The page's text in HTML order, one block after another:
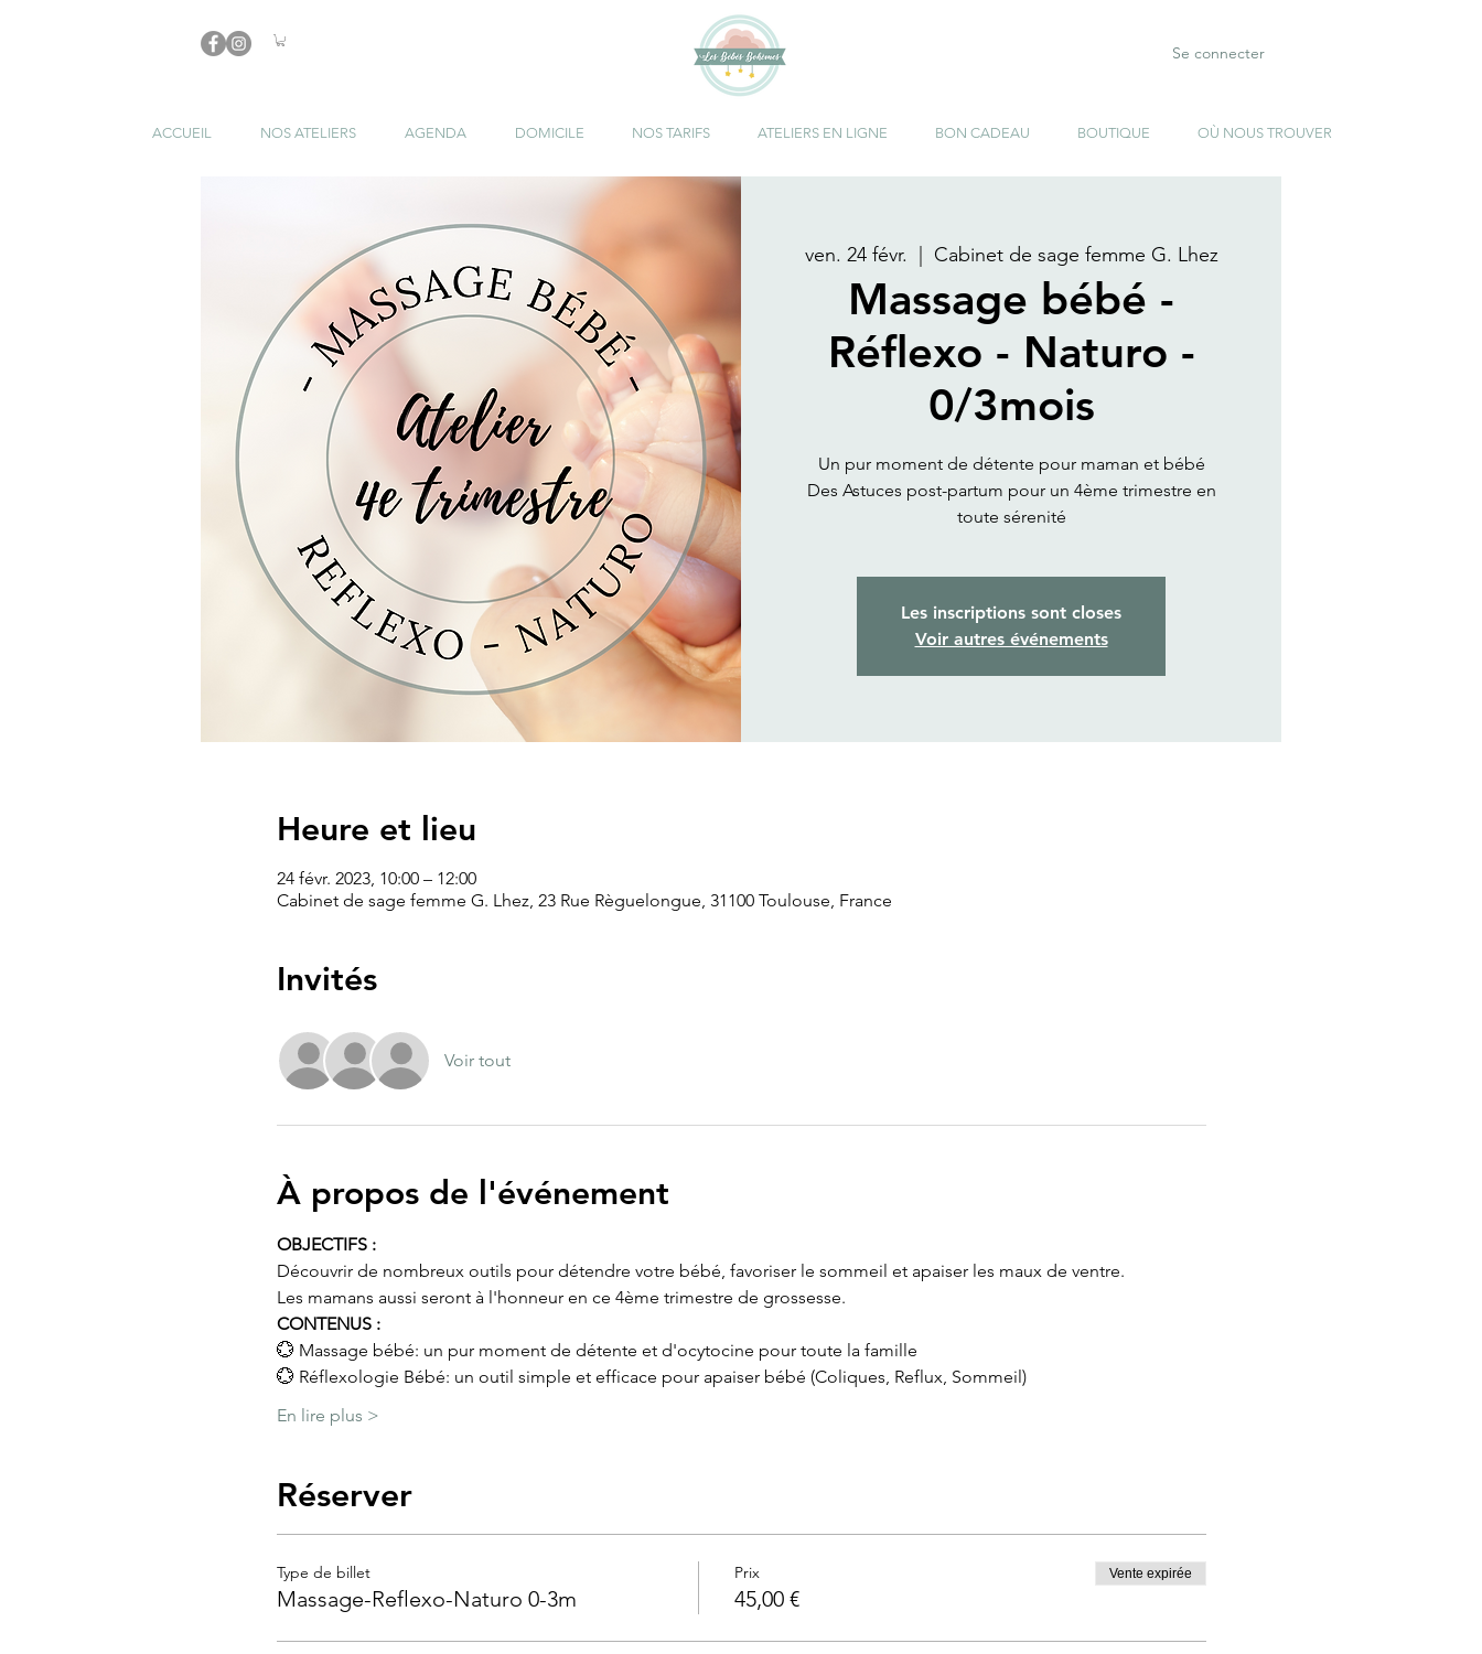
Se connecter
ACCUEIL NOS ATELIERS AGENDA DOMICILE NOS TARIFS ATELIERS EN LIGNE BON CADEAU BOUTIQUE OÙ NOUS TROUVER
ven. 24 févr. Cabinet de sage femme G. Lhez
Massage bébé -
Réflexo - Naturo -
0/3mois
Un pur moment de détente pour maman et bébé
Des Astuces post-partum pour un 4ème trimestre en
toute sérenité
Les inscriptions sont closes
Voir autres événements
Heure et lieu
24 févr. 2023, 10:00 – 12:00
Cabinet de sage femme G. Lhez, 23 Rue Règuelongue, 31100 Toulouse, France
Invités
Voir tout
À propos de l'événement
OBJECTIFS :
Découvrir de nombreux outils pour détendre votre bébé, favoriser le sommeil et apaiser les maux de ventre.
Les mamans aussi seront à l'honneur en ce 4ème trimestre de grossesse.
CONTENUS :
💮 Massage bébé: un pur moment de détente et d'ocytocine pour toute la famille
💮 Réflexologie Bébé: un outil simple et efficace pour apaiser bébé (Coliques, Reflux, Sommeil)
En lire plus >
Réserver
Type de billet
Massage-Reflexo-Naturo 0-3m
Prix
45,00 €
Vente expirée